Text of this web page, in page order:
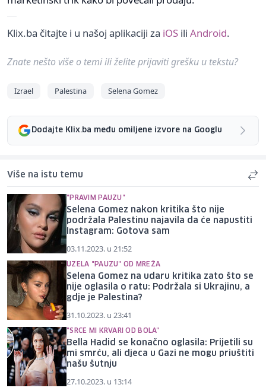
Klix.ba čitajte i u našoj aplikaciji za iOS ili Android.
Znate nešto više o temi ili želite prijaviti grešku u tekstu?
Izrael Palestina Selena Gomez
Dodajte Klix.ba među omiljene izvore na Googlu
Više na istu temu
"PRAVIM PAUZU"
Selena Gomez nakon kritika što nije
podržala Palestinu najavila da će napustiti
Instagram: Gotova sam
03.11.2023. u 21:52
UZELA "PAUZU" OD MREŽA
Selena Gomez na udaru kritika zato što se
nije oglasila o ratu: Podržala si Ukrajinu, a
gdje je Palestina?
31.10.2023. u 23:41
"SRCE MI KRVARI OD BOLA"
Bella Hadid se konačno oglasila: Prijetili su
mi smrću, ali djeca u Gazi ne mogu priuštiti
našu šutnju
27.10.2023. u 13:14